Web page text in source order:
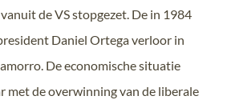
de VS stopgezet. De in 1984
Daniel Ortega verloor in
De economische situatie
met de overwinning van de liberale